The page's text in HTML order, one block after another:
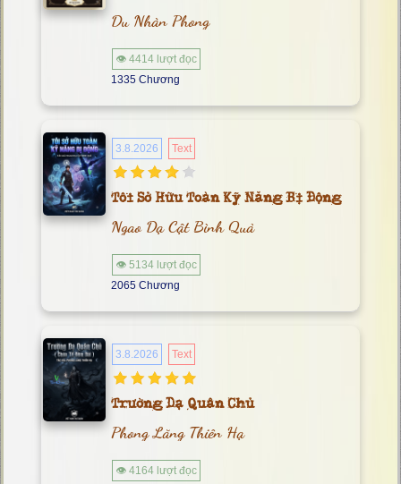
Du Nhàn Phong
👁 4414 lượt đọc
1335 Chương
3.8.2026 Text
Tôi Sở Hữu Toàn Kỹ Năng Bị Động
Ngao Dạ Cật Bình Quả
👁 5134 lượt đọc
2065 Chương
3.8.2026 Text
Trường Dạ Quân Chủ
Phong Lăng Thiên Hạ
👁 4164 lượt đọc